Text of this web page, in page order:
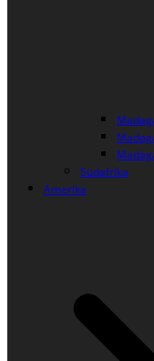
Südafrika
Amerika